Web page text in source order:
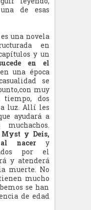
de esas
una novela
en
y un
en el
una época
se
muy
dos
a luz. Allí les
ayudará a
Myst y Deis,
al nacery
por el
y atenderá
muerte. No
mucho
se han
de edad